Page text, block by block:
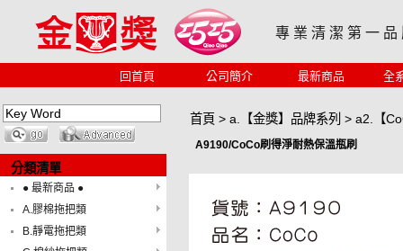
專 業 清 潔 第 一 品
回首頁 公司簡介 最新商品 全
分類清單
● 最新商品 ●
A.膠棉拖把類
B.靜電拖把類
首頁 > a.【金獎】品牌系列 > a2.【
A9190/CoCo刷得淨耐熱保溫瓶刷